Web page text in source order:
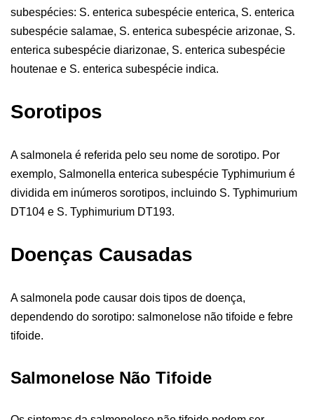
subespécies: S. enterica subespécie enterica, S. enterica
subespécie salamae, S. enterica subespécie arizonae, S.
enterica subespécie diarizonae, S. enterica subespécie
houtenae e S. enterica subespécie indica.
Sorotipos
A salmonela é referida pelo seu nome de sorotipo. Por
exemplo, Salmonella enterica subespécie Typhimurium é
dividida em inúmeros sorotipos, incluindo S. Typhimurium
DT104 e S. Typhimurium DT193.
Doenças Causadas
A salmonela pode causar dois tipos de doença,
dependendo do sorotipo: salmonelose não tifoide e febre
tifoide.
Salmonelose Não Tifoide